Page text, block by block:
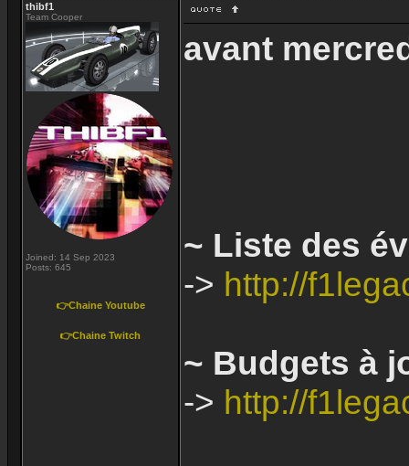
thibf1
Team Cooper
Joined: 14 Sep 2023
Posts: 645
👉Chaine Youtube
👉Chaine Twitch
avant
~ Liste des
-> http://
~ Budgets à
-> http://